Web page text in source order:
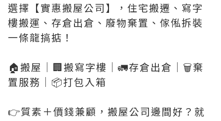
選擇【實惠搬屋公司】，住宅搬遷、寫字
樓搬運、存倉出倉、廢物棄置、傢俬拆裝
一條龍搞掂！
🏠搬屋｜🏢搬寫字樓｜🚛存倉出倉｜🗑️棄
置服務｜📦打包入箱
👉質素＋價錢兼顧，搬屋公司邊間好？就